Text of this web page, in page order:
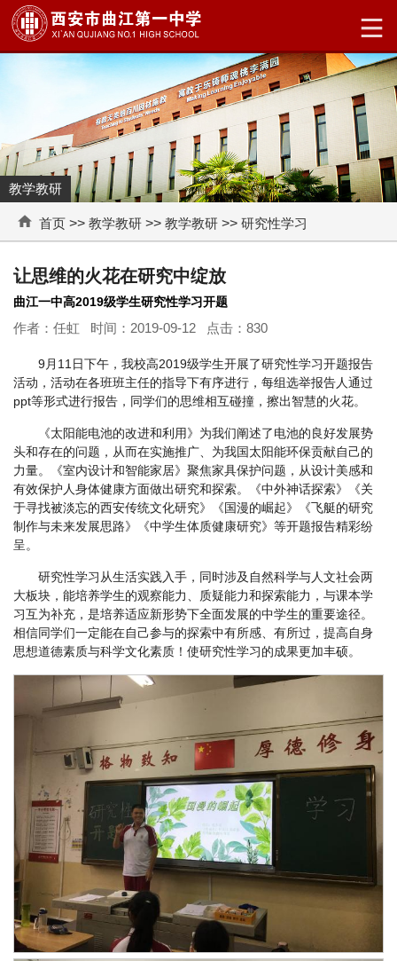
教学教研
首页 >> 教学教研 >> 教学教研 >> 研究性学习
让思维的火花在研究中绽放
曲江一中高2019级学生研究性学习开题
作者：任虹 时间：2019-09-12 点击： 830
9月11日下午，我校高2019级学生开展了研究性学习开题报告
活动，活动在各班班主任的指导下有序进行，每组选举报告人通过
ppt等形式进行报告，同学们的思维相互碰撞，擦出智慧的火花。
《太阳能电池的改进和利用》为我们阐述了电池的良好发展势
头和存在的问题，从而在实施推广、为我国太阳能环保贡献自己的
力量。《室内设计和智能家居》聚焦家具保护问题，从设计美感和
有效保护人身体健康方面做出研究和探索。《中外神话探索》《关
于寻找被淡忘的西安传统文化研究》《国漫的崛起》《飞艇的研究
制作与未来发展思路》《中学生体质健康研究》等开题报告精彩纷
呈。
研究性学习从生活实践入手，同时涉及自然科学与人文社会两
大板块，能培养学生的观察能力、质疑能力和探索能力，与课本学
习互为补充，是培养适应新形势下全面发展的中学生的重要途径。
相信同学们一定能在自己参与的探索中有所感、有所过，提高自身
思想道德素质与科学文化素质！使研究性学习的成果更加丰硕。